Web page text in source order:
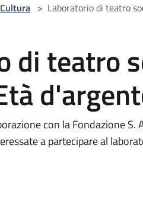
Cultura > Laboratorio di teatro
di teatro
con la Fondazione
a partecipare al